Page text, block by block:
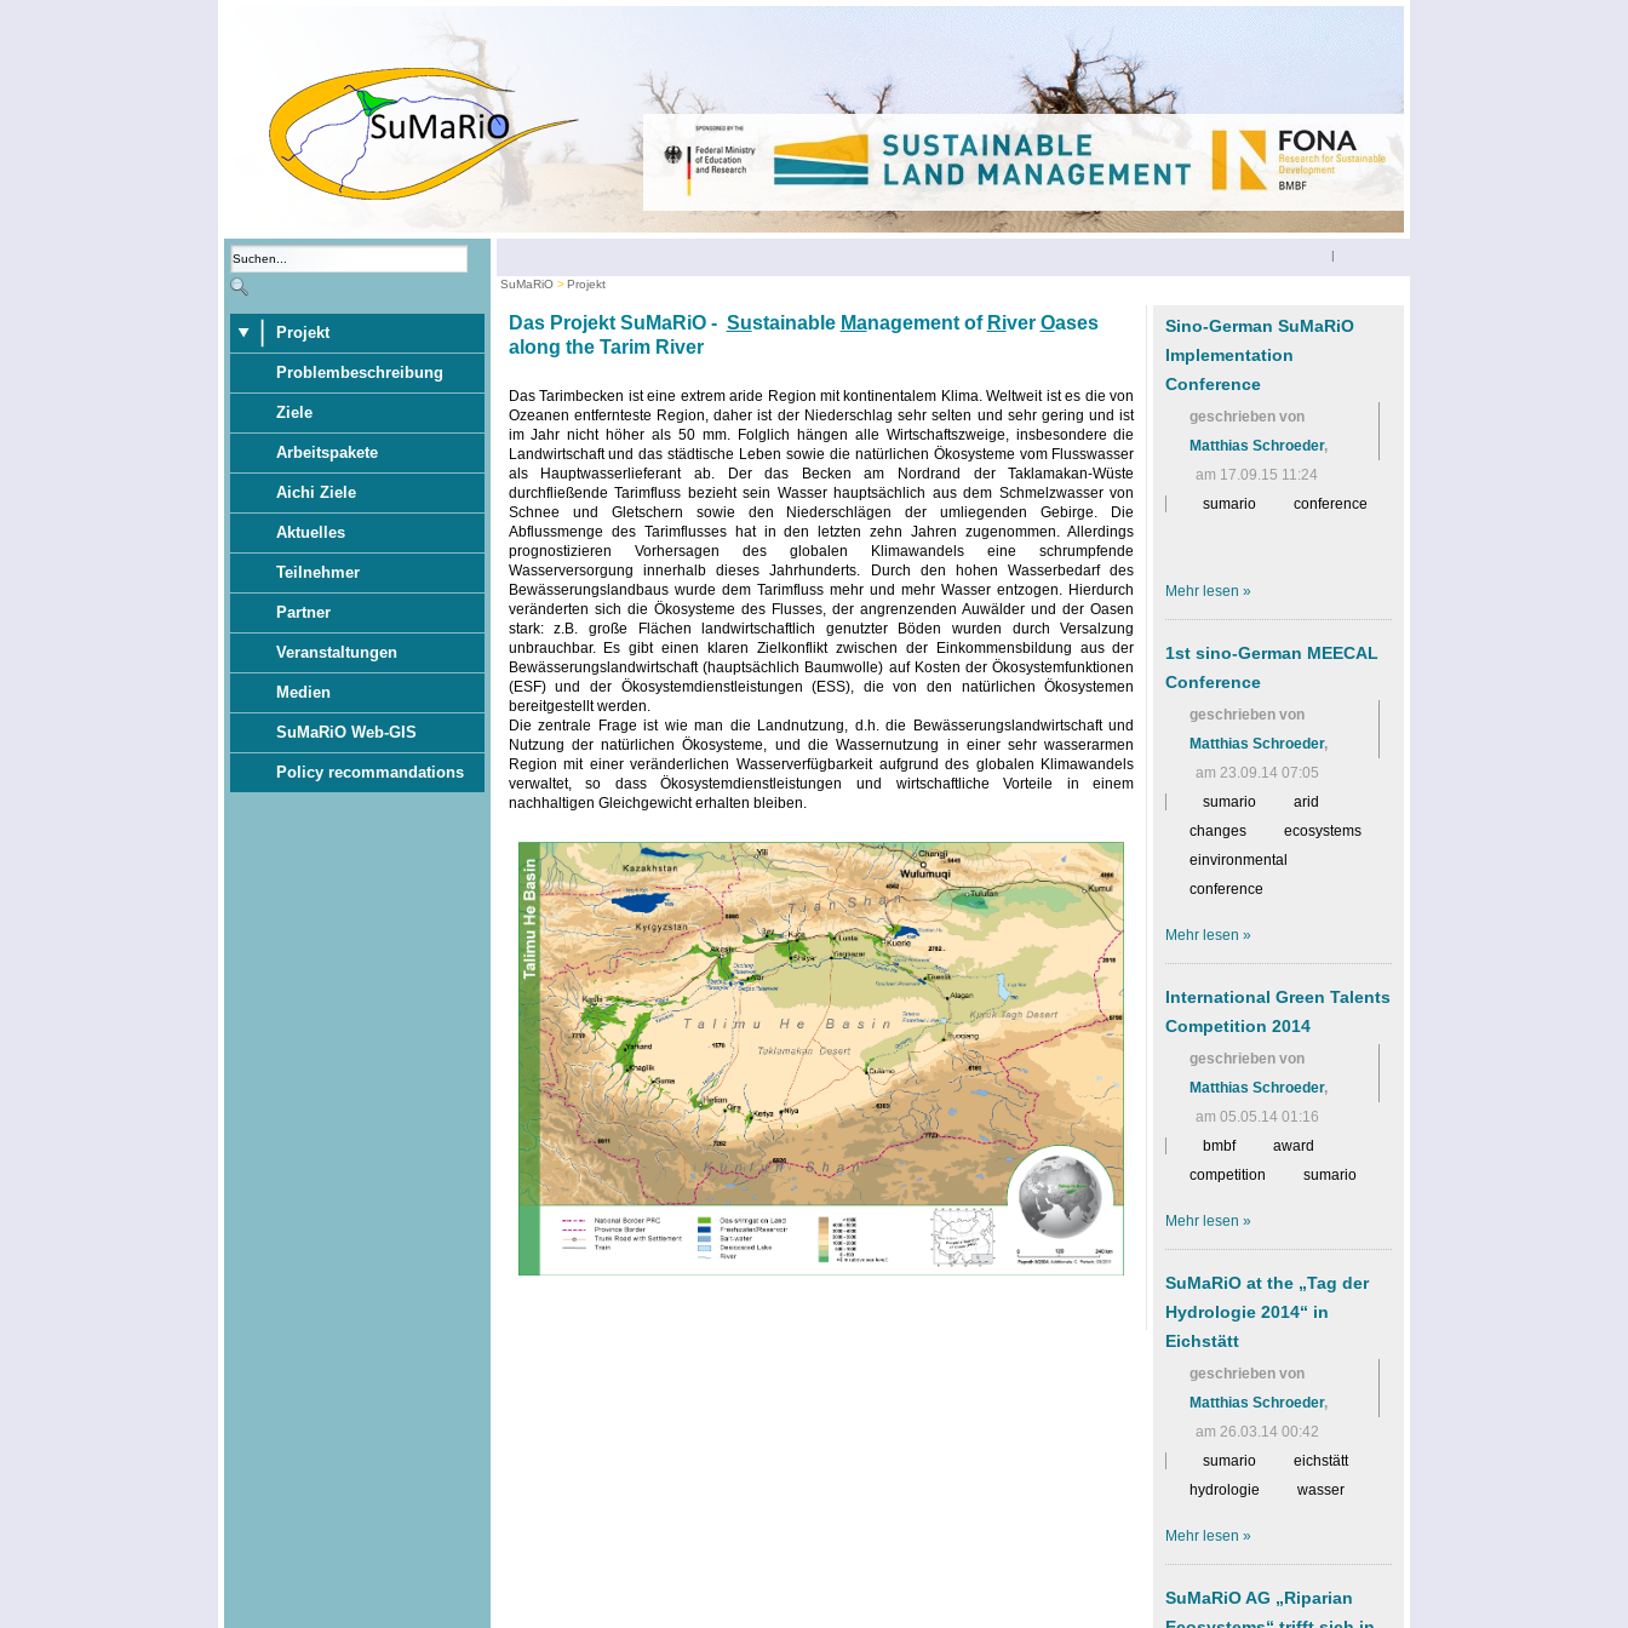
Projekt
Problembeschreibung
Ziele
Arbeitspakete
Aichi Ziele
Aktuelles
Teilnehmer
Partner
Veranstaltungen
Medien
SuMaRiO Web-GIS
Policy recommandations
|
SuMaRiO Projekt
Das Projekt SuMaRiO - Sustainable Management of River Oases
along the Tarim River
Das Tarimbecken ist eine extrem aride Region mit kontinentalem Klima. Weltweit ist es die von
Ozeanen entfernteste Region, daher ist der Niederschlag sehr selten und sehr gering und ist
im Jahr nicht höher als 50 mm. Folglich hängen alle Wirtschaftszweige, insbesondere die
Landwirtschaft und das städtische Leben sowie die natürlichen Ökosysteme vom Flusswasser
als Hauptwasserlieferant ab. Der das Becken am Nordrand der Taklamakan-Wüste
durchfließende Tarimfluss bezieht sein Wasser hauptsächlich aus dem Schmelzwasser von
Schnee und Gletschern sowie den Niederschlägen der umliegenden Gebirge. Die
Abflussmenge des Tarimflusses hat in den letzten zehn Jahren zugenommen. Allerdings
prognostizieren Vorhersagen des globalen Klimawandels eine schrumpfende
Wasserversorgung innerhalb dieses Jahrhunderts. Durch den hohen Wasserbedarf des
Bewässerungslandbaus wurde dem Tarimfluss mehr und mehr Wasser entzogen. Hierdurch
veränderten sich die Ökosysteme des Flusses, der angrenzenden Auwälder und der Oasen
stark: z.B. große Flächen landwirtschaftlich genutzter Böden wurden durch Versalzung
unbrauchbar. Es gibt einen klaren Zielkonflikt zwischen der Einkommensbildung aus der
Bewässerungslandwirtschaft (hauptsächlich Baumwolle) auf Kosten der Ökosystemfunktionen
(ESF) und der Ökosystemdienstleistungen (ESS), die von den natürlichen Ökosystemen
bereitgestellt werden.
Die zentrale Frage ist wie man die Landnutzung, d.h. die Bewässerungslandwirtschaft und
Nutzung der natürlichen Ökosysteme, und die Wassernutzung in einer sehr wasserarmen
Region mit einer veränderlichen Wasserverfügbarkeit aufgrund des globalen Klimawandels
verwaltet, so dass Ökosystemdienstleistungen und wirtschaftliche Vorteile in einem
nachhaltigen Gleichgewicht erhalten bleiben.
Sino-German SuMaRiO
Implementation
Conference
geschrieben von
Matthias Schroeder,
am 17.09.15 11:24
sumario
conference
Mehr lesen »
1st sino-German MEECAL
Conference
geschrieben von
Matthias Schroeder,
am 23.09.14 07:05
sumario
arid
changes
ecosystems
einvironmental
conference
Mehr lesen »
International Green Talents
Competition 2014
geschrieben von
Matthias Schroeder,
am 05.05.14 01:16
bmbf
award
competition
sumario
Mehr lesen »
SuMaRiO at the „Tag der
Hydrologie 2014“ in
Eichstätt
geschrieben von
Matthias Schroeder,
am 26.03.14 00:42
sumario
eichstätt
hydrologie
wasser
Mehr lesen »
SuMaRiO AG „Riparian